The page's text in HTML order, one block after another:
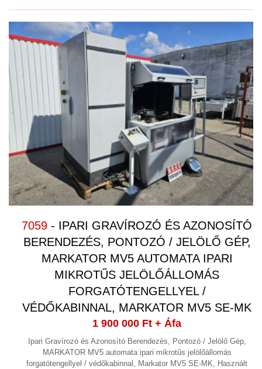
Szerelő asztal, forgó asztal, satu
Szerszám beállító és mérőgép
Szikraforgácsoló (3)
Tartály forgató
Ultrahangos tisztítás
Vízzel vágó berendezés
FORGÁCS KIHORDÓ, FORGÁCS
CENTRIFUGA LEVÁLASZTÓ (7)
FŰTÉS (3)
FREKVENCIAVÁLTÓ, INDÍTÓ
ELLENÁLLÁS (13)
FRÖCCSÖNTŐ BERENDEZÉS (20)
GALVANIZÁLÁS
GÉPÉPÍTÉS (8)
GŐZFEJLESZTŐ,GŐZKAZÁN
GYÓGYSZERIPAR (4)
HAJTÓMŰVEK (9)
7059 - IPARI GRAVÍROZÓ ÉS AZONOSÍTÓ
BERENDEZÉS, PONTOZÓ / JELÖLŐ GÉP,
MARKATOR MV5 AUTOMATA IPARI
MIKROTŰS JELÖLŐÁLLOMÁS
FORGATÓTENGELLYEL /
VÉDŐKABINNAL, MARKATOR MV5 SE-MK
1 900 000 Ft + Áfa
Ipari Gravírozó és Azonosító Berendezés, Pontozó / Jelölő Gép,
MARKATOR MV5 automata ipari mikrotűs jelölőállomás
forgatótengellyel / védőkabinnal, Markator MV5 SE-MK, Használt